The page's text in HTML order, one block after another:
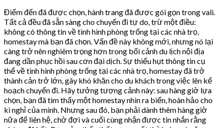
Điểm đến đã được chọn, hành trang đã được gói gọn trong vali.
Tất cả đều đã sẵn sàng cho chuyến đi tự do, trừ một điều:
không có thông tin về tình hình phòng trống tại các nhà trọ,
homestay mà bạn đã chọn. Vấn đề này không mới, nhưng nó lại
càng trở nên nghiêm trọng hơn trong bối cảnh du lịch nội địa
đang dần phục hồi sau cơn đại dịch. Sự thiếu hụt thông tin cụ
thể về tình hình phòng trống tại các nhà trọ, homestay đã trở
thành cản trở lớn, gây khó khăn cho du khách trong việc lên kế
hoạch chuyến đi. Hãy tưởng tượng cảnh này: sau hàng giờ lựa
chọn, bạn đã tìm thấy một homestay nhìn ra biển, hoàn hảo cho
kì nghỉ của mình. Nhưng sau đó, bạn phải dành thêm hàng giờ
nữa để liên hệ, chờ đợi và cuối cùng nhận được tin nhắn rằng